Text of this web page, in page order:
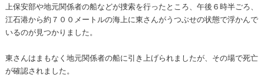
上保安部や地元関係者の船などが捜索を行ったところ、午後６時半ごろ、
江石港から約７００メートルの海上に東さんがうつぶせの状態で浮かんで
いるのが見つかりました。
東さんはまもなく地元関係者の船に引き上げられましたが、その場で死亡
が確認されました。